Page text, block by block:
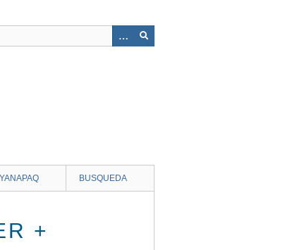
YANAPAQ BUSQUEDA
+